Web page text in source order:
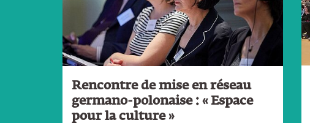
Rencontre de mise en réseau
germano-polonaise : « Espace
pour la culture »